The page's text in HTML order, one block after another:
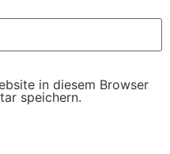
in diesem Browser
speichern.